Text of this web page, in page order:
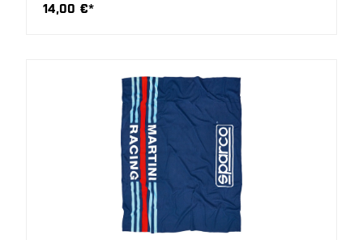
14,00 €*